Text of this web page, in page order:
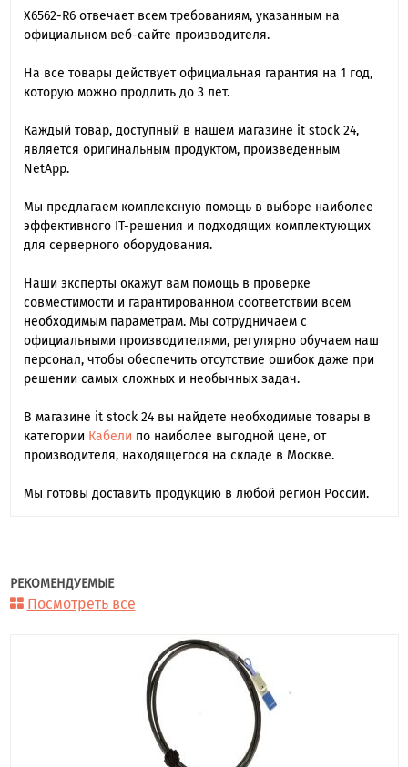
X6562-R6 отвечает всем требованиям, указанным на
официальном веб-сайте производителя.
На все товары действует официальная гарантия на 1 год,
которую можно продлить до 3 лет.
Каждый товар, доступный в нашем магазине it stock 24,
является оригинальным продуктом, произведенным
NetApp.
Мы предлагаем комплексную помощь в выборе наиболее
эффективного IT-решения и подходящих комплектующих
для серверного оборудования.
Наши эксперты окажут вам помощь в проверке
совместимости и гарантированном соответствии всем
необходимым параметрам. Мы сотрудничаем с
официальными производителями, регулярно обучаем наш
персонал, чтобы обеспечить отсутствие ошибок даже при
решении самых сложных и необычных задач.
В магазине it stock 24 вы найдете необходимые товары в
категории Кабели по наиболее выгодной цене, от
производителя, находящегося на складе в Москве.
Мы готовы доставить продукцию в любой регион России.
РЕКОМЕНДУЕМЫЕ
Посмотреть все